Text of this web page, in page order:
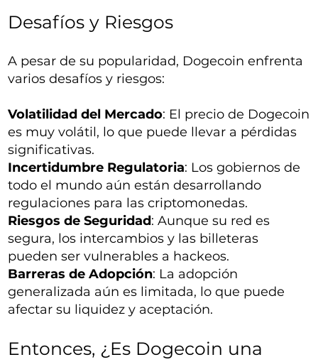
Desafíos y Riesgos
A pesar de su popularidad, Dogecoin enfrenta
varios desafíos y riesgos:
Volatilidad del Mercado: El precio de Dogecoin
es muy volátil, lo que puede llevar a pérdidas
significativas.
Incertidumbre Regulatoria: Los gobiernos de
todo el mundo aún están desarrollando
regulaciones para las criptomonedas.
Riesgos de Seguridad: Aunque su red es
segura, los intercambios y las billeteras
pueden ser vulnerables a hackeos.
Barreras de Adopción: La adopción
generalizada aún es limitada, lo que puede
afectar su liquidez y aceptación.
Entonces, ¿Es Dogecoin una